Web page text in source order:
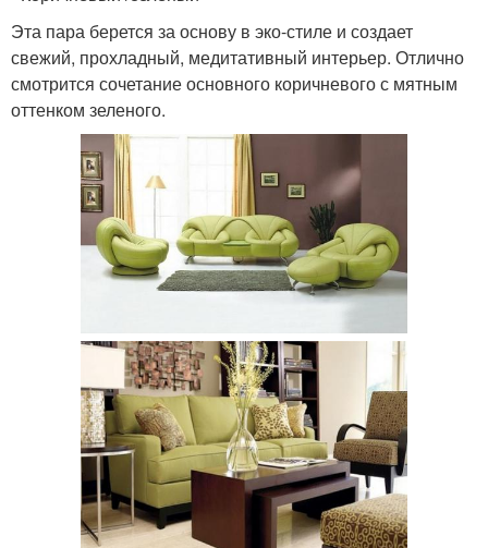
Эта пара берется за основу в эко-стиле и создает
свежий, прохладный, медитативный интерьер. Отлично
смотрится сочетание основного коричневого с мятным
оттенком зеленого.